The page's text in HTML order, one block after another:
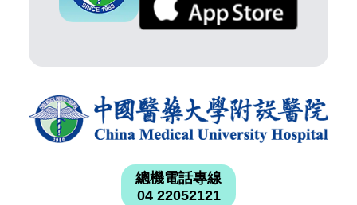
總機電話專線
04 22052121